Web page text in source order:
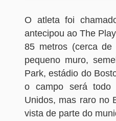
O atleta foi
antecipou ao The
85 metros (cerca
pequeno muro,
Park, estádio do
o campo será todo
Unidos, mas raro no
vista de parte do